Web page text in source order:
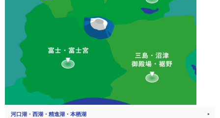
河口湖・西湖・精進湖・本栖湖